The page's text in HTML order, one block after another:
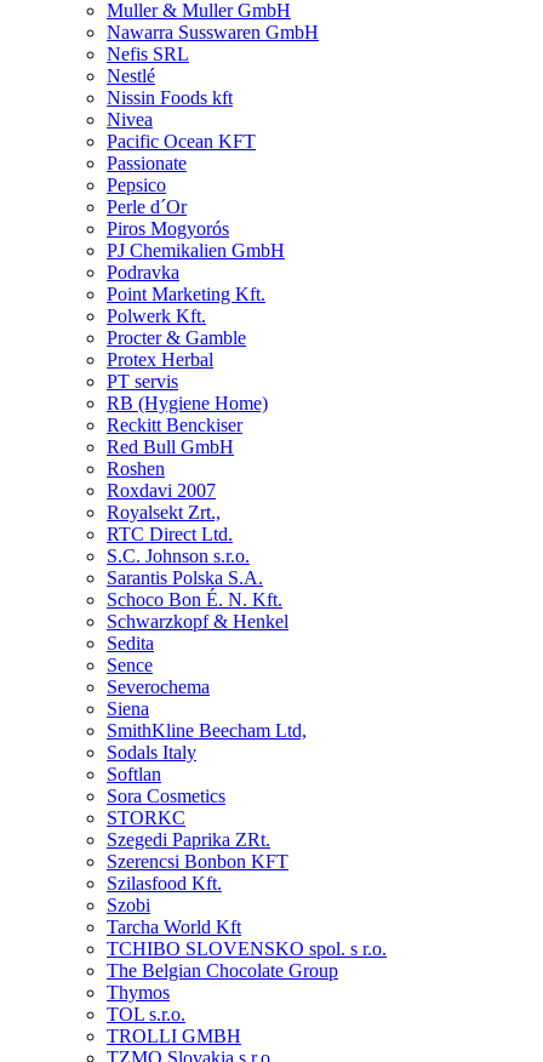
Muller & Muller GmbH
Nawarra Susswaren GmbH
Nefis SRL
Nestlé
Nissin Foods kft
Nivea
Pacific Ocean KFT
Passionate
Pepsico
Perle d´Or
Piros Mogyorós
PJ Chemikalien GmbH
Podravka
Point Marketing Kft.
Polwerk Kft.
Procter & Gamble
Protex Herbal
PT servis
RB (Hygiene Home)
Reckitt Benckiser
Red Bull GmbH
Roshen
Roxdavi 2007
Royalsekt Zrt.,
RTC Direct Ltd.
S.C. Johnson s.r.o.
Sarantis Polska S.A.
Schoco Bon É. N. Kft.
Schwarzkopf & Henkel
Sedita
Sence
Severochema
Siena
SmithKline Beecham Ltd,
Sodals Italy
Softlan
Sora Cosmetics
STORKC
Szegedi Paprika ZRt.
Szerencsi Bonbon KFT
Szilasfood Kft.
Szobi
Tarcha World Kft
TCHIBO SLOVENSKO spol. s r.o.
The Belgian Chocolate Group
Thymos
TOL s.r.o.
TROLLI GMBH
TZMO Slovakia s.r.o,